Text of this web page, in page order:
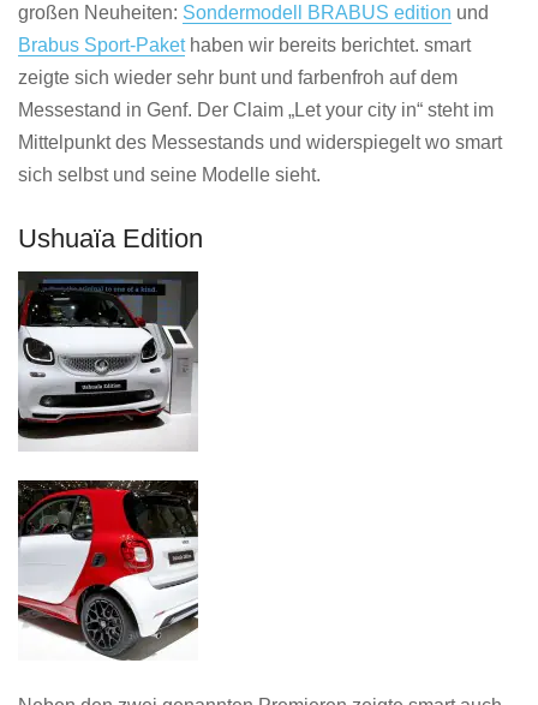
großen Neuheiten: Sondermodell BRABUS edition und
Brabus Sport-Pakethaben wir bereits berichtet. smart
zeigte sich wieder sehr bunt und farbenfroh auf dem
Messestand in Genf. Der Claim „Let your city in“ steht im
Mittelpunkt des Messestands und widerspiegelt wo smart
sich selbst und seine Modelle sieht.
Ushuaïa Edition